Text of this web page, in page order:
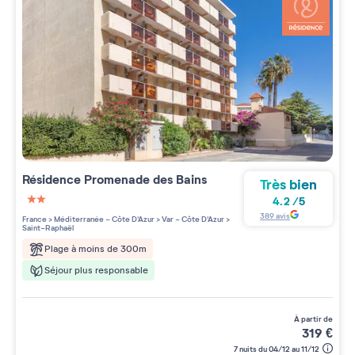
Résidence Promenade des Bains
2 étoiles sur 5
France>Méditerranée - Côte D'Azur>Var - Côte D'Azur>
Saint-Raphaël
Plage à moins de 300m
Séjour plus responsable
Très bien
4.2/5
389avis
à partir de
319 €
7 nuits du 04/12 au 11/12